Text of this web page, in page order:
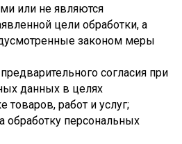
или не являются
цели обработки, а
законом меры
согласия при
данных в целях
работ и услуг;
обработку персональных